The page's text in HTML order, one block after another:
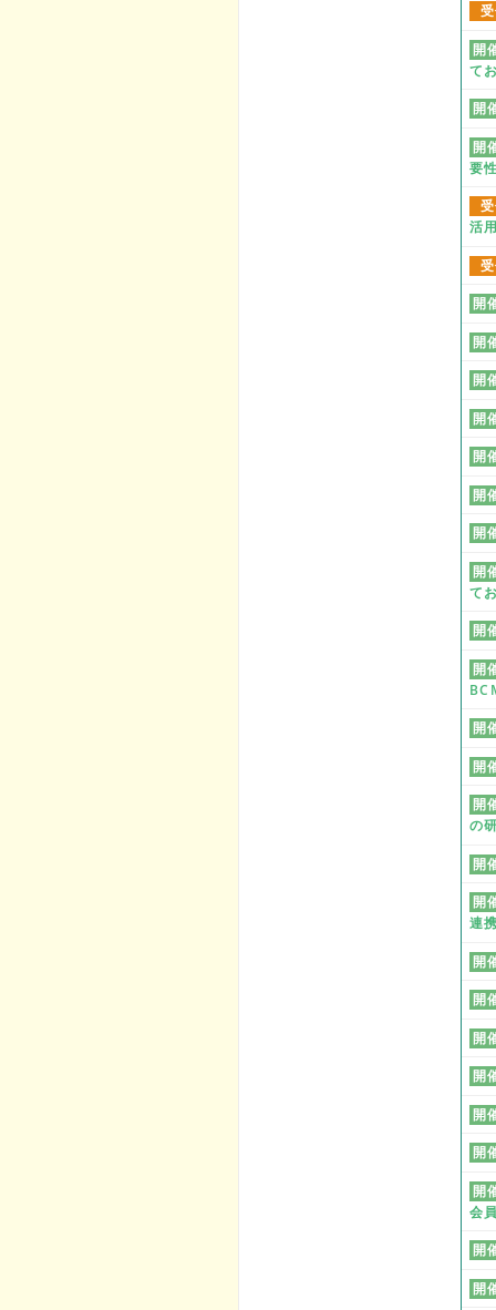
開
て
開
開
要
活
開
開
開
開
開
開
開
開
て
開
開
開
開
開
の
開
開
連
開
開
開
開
開
開
開
会
開
開